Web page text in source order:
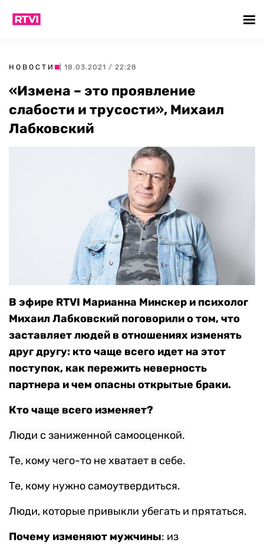
НОВОСТИ | 18.03.2021 / 22:28
«Измена – это проявление
слабости и трусости», Михаил
Лабковский
В эфире RTVI Марианна Минскер и психолог
Михаил Лабковский поговорили о том, что
заставляет людей в отношениях изменять
друг другу: кто чаще всего идет на этот
поступок, как пережить неверность
партнера и чем опасны открытые браки.
Кто чаще всего изменяет?
Люди с заниженной самооценкой.
Те, кому чего-то не хватает в себе.
Те, кому нужно самоутвердиться.
Люди, которые привыкли убегать и прятаться.
Почему изменяют мужчины: из